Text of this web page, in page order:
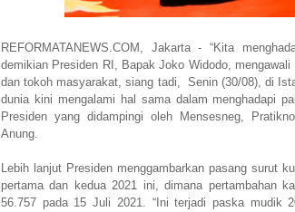
REFORMATANEWS.COM, Jakarta - “Kita
demikian Presiden RI, Bapak Joko Widodo,
dan tokoh masyarakat, siang tadi, Senin (30/08), di
dunia kini mengalami hal sama dalam menghadapi
Presiden yang didampingi oleh Mensesneg,
Anung.
Lebih lanjut Presiden menggambarkan pasang surut
pertama dan kedua 2021 ini, dimana pertambahan
56.757 pada 15 Juli 2021. “Ini terjadi paska mudik